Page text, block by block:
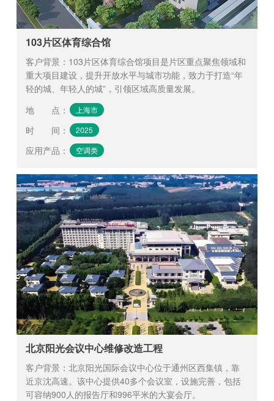
103片区体育综合馆
客户背景：103片区体育综合馆项目是片区重点聚焦领域和
重大项目建设，提升开放水平与城市功能，致力于打造“年
轻的城、年轻人的城”，引领区域高质量发展。
地 点 ： 上海市
时 间 ： 2025
应用产品 ： 空调类
北京阳光会议中心维修改造工程
客户背景：北京阳光国际会议中心位于通州区西集镇，靠
近京沈高速。该中心提供40多个会议室，设施完善，包括
可容纳900人的报告厅和996平米的大宴会厅。